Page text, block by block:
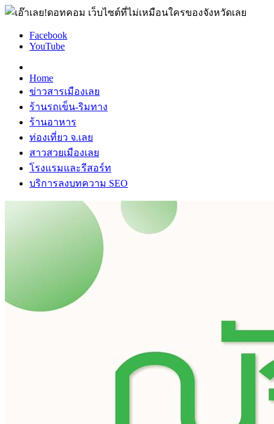
Facebook
YouTube
Home
ข่าวสารเมืองเลย
ร้านรถเข็น-ริมทาง
ร้านอาหาร
ท่องเที่ยว จ.เลย
สาวสวยเมืองเลย
โรงแรมและรีสอร์ท
บริการลงบทความ SEO